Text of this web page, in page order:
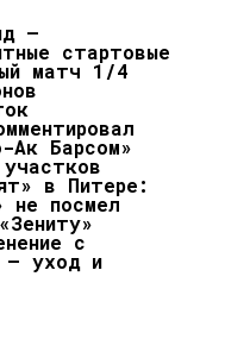
–
стартовые
матч 1/4
Ак Барсом»
в Питере:
не посмел
с
– уход и